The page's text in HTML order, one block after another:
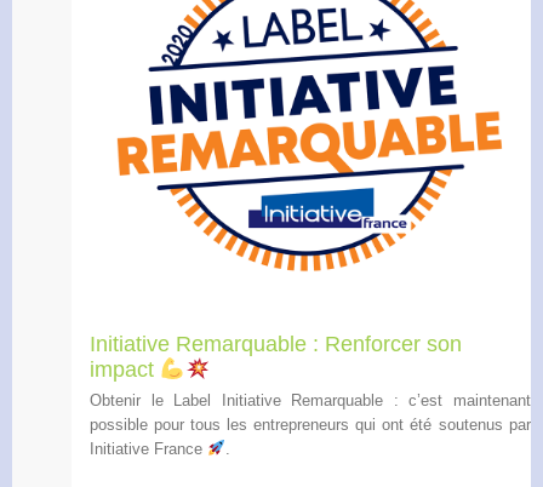
Initiative Remarquable : Renforcer son
impact
Obtenir le Label Initiative Remarquable : c’est maintenant
possible pour tous les entrepreneurs qui ont été soutenus par
Initiative France
.